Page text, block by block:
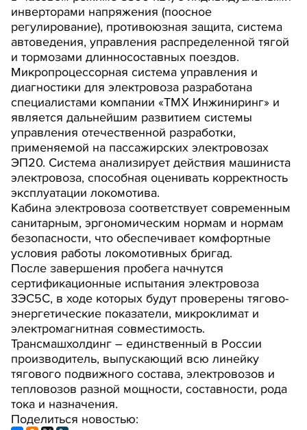
инверторами напряжения (поосное
регулирование), противоюзная защита, система
автоведения, управления распределенной тягой
и тормозами длинносоставных поездов.
Микропроцессорная система управления и
диагностики для электровоза разработана
специалистами компании «ТМХ Инжиниринг» и
является дальнейшим развитием системы
управления отечественной разработки,
применяемой на пассажирских электровозах
ЭП20. Система анализирует действия машиниста
электровоза, способная оценивать корректность
эксплуатации локомотива.
Кабина электровоза соответствует современным
санитарным, эргономическим нормам и нормам
безопасности, что обеспечивает комфортные
условия работы локомотивных бригад.
После завершения пробега начнутся
сертификационные испытания электровоза
3ЭС5С, в ходе которых будут проверены тягово-
энергетические показатели, микроклимат и
электромагнитная совместимость.
Трансмашхолдинг – единственный в России
производитель, выпускающий всю линейку
тягового подвижного состава, электровозов и
тепловозов разной мощности, составности, рода
тока и назначения.
Поделиться новостью: